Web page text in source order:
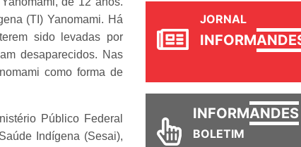
(TI) Yanomami. Há
sido levadas por
desaparecidos. Nas
como forma de
Público Federal
Indígena (Sesai),
JORNAL
INFORM